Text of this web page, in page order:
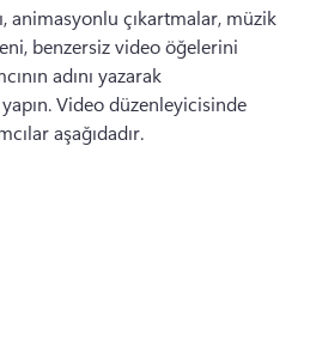
animasyonlu çıkartmalar, müzik
benzersiz video öğelerini
adını yazarak
yapın. Video düzenleyicisinde
aşağıdadır.